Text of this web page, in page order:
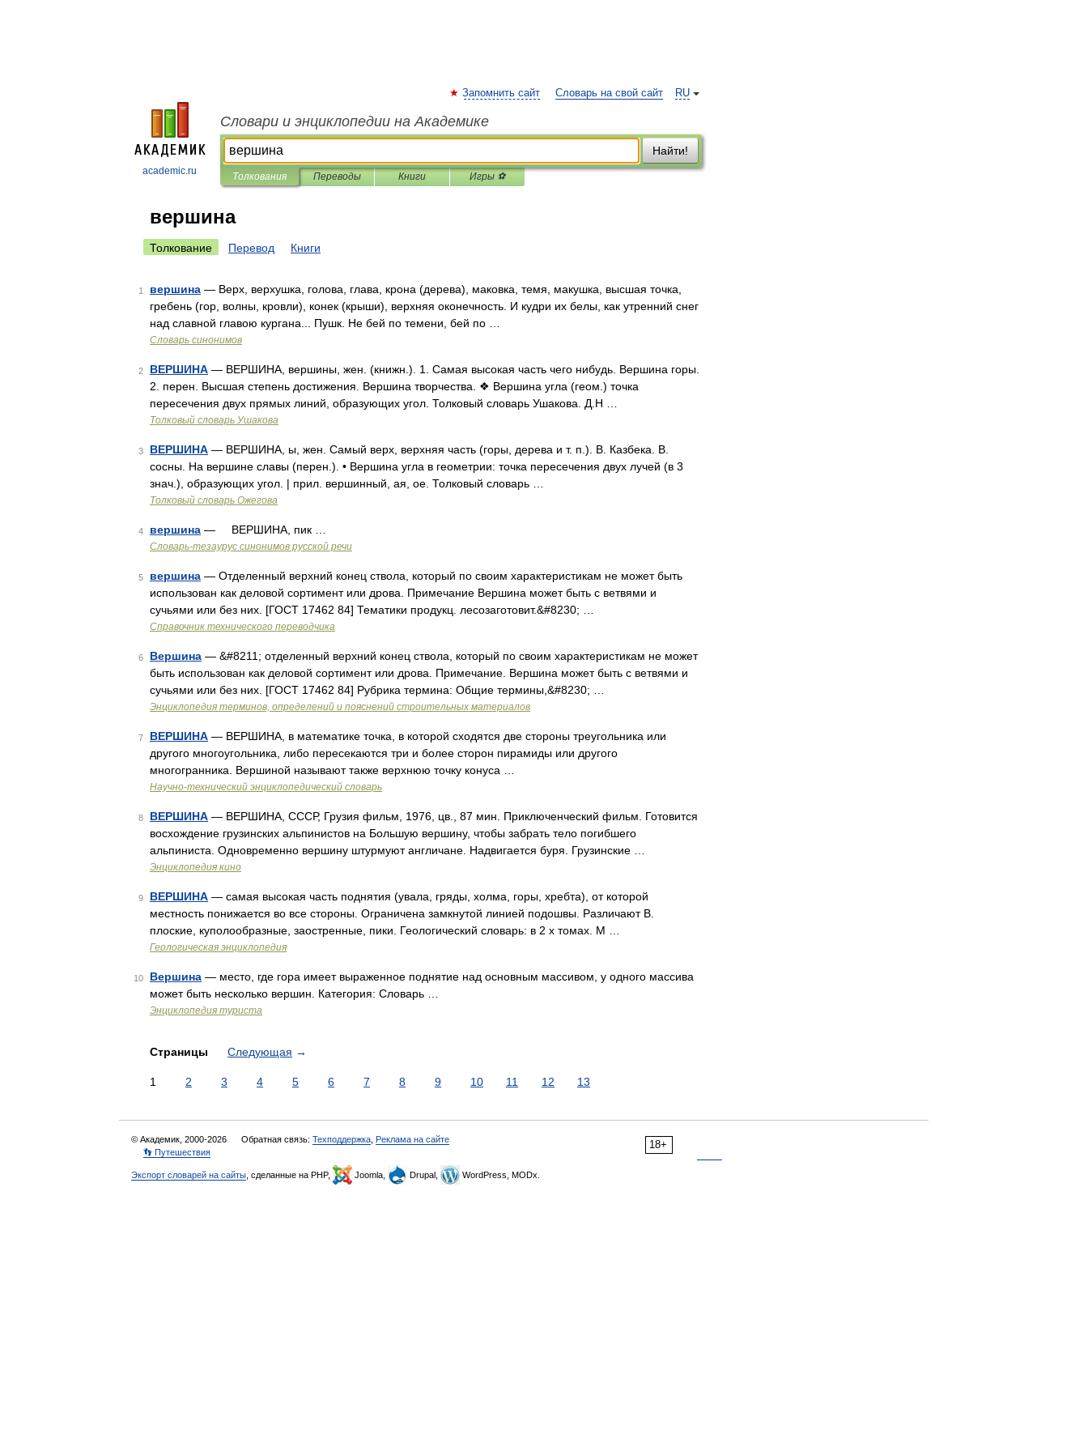
academic.ru
RU
Запомнить сайт Словарь на свой сайт
Словари и энциклопедии на Академике
Найти!
Толкования Переводы Книги Игры ⚽
вершина
Толкование Перевод Книги
1 вершина — Верх, верхушка, голова, глава, крона (дерева), маковка, темя, макушка, высшая точка,
гребень (гор, волны, кровли), конек (крыши), верхняя оконечность. И кудри их белы, как утренний снег
над славной главою кургана... Пушк. Не бей по темени, бей по …
Словарь синонимов
2 ВЕРШИНА — ВЕРШИНА, вершины, жен. (книжн.). 1. Самая высокая часть чего нибудь. Вершина горы.
2. перен. Высшая степень достижения. Вершина творчества. ❖ Вершина угла (геом.) точка
пересечения двух прямых линий, образующих угол. Толковый словарь Ушакова. Д.Н …
Толковый словарь Ушакова
3 ВЕРШИНА — ВЕРШИНА, ы, жен. Самый верх, верхняя часть (горы, дерева и т. п.). В. Казбека. В.
сосны. На вершине славы (перен.). • Вершина угла в геометрии: точка пересечения двух лучей (в 3
знач.), образующих угол. | прил. вершинный, ая, ое. Толковый словарь …
Толковый словарь Ожегова
4 вершина — ВЕРШИНА, пик …
Словарь-тезаурус синонимов русской речи
5 вершина — Отделенный верхний конец ствола, который по своим характеристикам не может быть
использован как деловой сортимент или дрова. Примечание Вершина может быть с ветвями и
сучьями или без них. [ГОСТ 17462 84] Тематики продукц. лесозаготовит.&#8230; …
Справочник технического переводчика
6 Вершина — &#8211; отделенный верхний конец ствола, который по своим характеристикам не может
быть использован как деловой сортимент или дрова. Примечание. Вершина может быть с ветвями и
сучьями или без них. [ГОСТ 17462 84] Рубрика термина: Общие термины,&#8230; …
Энциклопедия терминов, определений и пояснений строительных материалов
7 ВЕРШИНА — ВЕРШИНА, в математике точка, в которой сходятся две стороны треугольника или
другого многоугольника, либо пересекаются три и более сторон пирамиды или другого
многогранника. Вершиной называют также верхнюю точку конуса …
Научно-технический энциклопедический словарь
8 ВЕРШИНА — ВЕРШИНА, СССР, Грузия фильм, 1976, цв., 87 мин. Приключенческий фильм. Готовится
восхождение грузинских альпинистов на Большую вершину, чтобы забрать тело погибшего
альпиниста. Одновременно вершину штурмуют англичане. Надвигается буря. Грузинские …
Энциклопедия кино
9 ВЕРШИНА — самая высокая часть поднятия (увала, гряды, холма, горы, хребта), от которой
местность понижается во все стороны. Ограничена замкнутой линией подошвы. Различают В.
плоские, куполообразные, заостренные, пики. Геологический словарь: в 2 х томах. М …
Геологическая энциклопедия
10 Вершина — место, где гора имеет выраженное поднятие над основным массивом, у одного массива
может быть несколько вершин. Категория: Словарь …
Энциклопедия туриста
Страницы Следующая →
1 2 3 4 5 6 7 8 9 10 11 12 13
18+
© Академик, 2000-2026 Обратная связь: Техподдержка Реклама на сайте
👣 Путешествия
Экспорт словарей на сайты , сделанные на PHP, Joomla, Drupal, WordPress, MODx.